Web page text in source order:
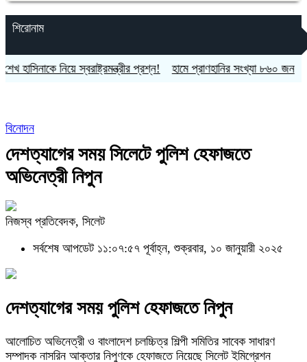
শিরোনাম
নিয়ে স্বরাষ্ট্রমন্ত্রীর প্রশ্ন! হামে প্রাণহানির সংখ্যা ৮৬০ জন প্রথম
বিনোদন
দেশত্যাগের সময় সিলেটে পুলিশ হেফাজতে
অভিনেত্রী নিপুন
নিজস্ব প্রতিবেদক, সিলেট
সর্বশেষ আপডেট ১১:০৭:৫৭ পূর্বাহ্ন, শুক্রবার, ১০ জানুয়ারী ২০২৫
দেশত্যাগের সময় পুলিশ হেফাজতে নিপুন
আলোচিত অভিনেত্রী ও বাংলাদেশ চলচ্চিত্র শিল্পী সমিতির সাবেক সাধারণ
সম্পাদক নাসরিন আক্তার নিপুণকে হেফাজতে নিয়েছে সিলেট ইমিগ্রেশন